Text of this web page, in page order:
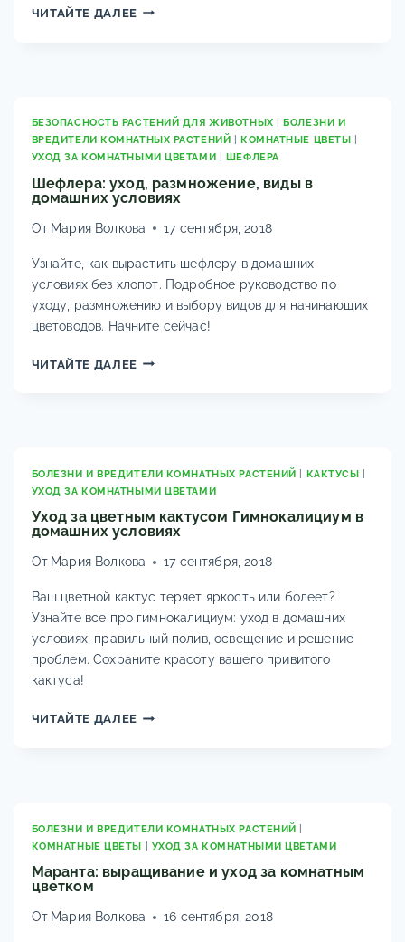
ЧИТАЙТЕ ДАЛЕЕФИКУС
(ЖЕНЬШЕНЬ)
БЕЗОПАСНОСТЬ РАСТЕНИЙ ДЛЯ ЖИВОТНЫХ |БОЛЕЗНИ И
ВРЕДИТЕЛИ КОМНАТНЫХ РАСТЕНИЙ
КОМНАТНЫЕ ЦВЕТЫ
УХОД ЗА КОМНАТНЫМИ ЦВЕТАМИ
ШЕФЛЕРА
Шефлера: уход, размножение, виды в
домашних условиях
От Мария Волкова 17 сентября, 2018
Узнайте, как вырастить шефлеру в домашних
условиях без хлопот. Подробное руководство по
уходу, размножению и выбору видов для начинающих
цветоводов. Начните сейчас!
ЧИТАЙТЕ ДАЛЕЕШЕФЛЕРА:
УСЛОВИЯХ
БОЛЕЗНИ И ВРЕДИТЕЛИ КОМНАТНЫХ РАСТЕНИЙ КАКТУСЫ
УХОД ЗА КОМНАТНЫМИ ЦВЕТАМИ
Уход за цветным кактусом Гимнокалициум в
домашних условиях
От Мария Волкова 17 сентября, 2018
Ваш цветной кактус теряет яркость или болеет?
Узнайте все про гимнокалициум: уход в домашних
условиях, правильный полив, освещение и решение
проблем. Сохраните красоту вашего привитого
кактуса!
ЧИТАЙТЕ ДАЛЕЕУХОД
ДОМАШНИХ
УСЛОВИЯХ
БОЛЕЗНИ И ВРЕДИТЕЛИ КОМНАТНЫХ РАСТЕНИЙ
КОМНАТНЫЕ ЦВЕТЫ
УХОД ЗА КОМНАТНЫМИ ЦВЕТАМИ
Маранта: выращивание и уход за комнатным
цветком
От Мария Волкова 16 сентября, 2018